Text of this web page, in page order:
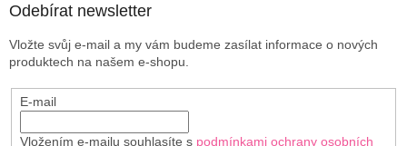
Odebírat newsletter
Vložte svůj e-mail a my vám budeme zasílat informace o nových
produktech na našem e-shopu.
E-mail
Vložením e-mailu souhlasíte s podmínkami ochrany osobních